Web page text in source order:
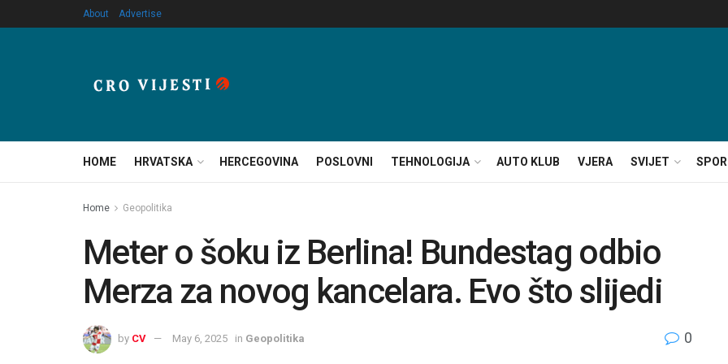
About Advertise
HOME HRVATSKA HERCEGOVINA POSLOVNI TEHNOLOGIJA AUTO KLUB VJERA SVIJET
Home Geopolitika
Meter o šoku iz Berlina! Bundestag odbio
Merza za novog kancelara. Evo što slijedi
by CV May 6, 2025 in Geopolitika 0